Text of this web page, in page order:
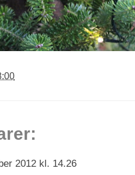
2012 kl. 14.26